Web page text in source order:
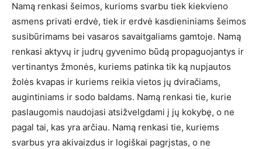
Namą renkasi šeimos, kurioms svarbu tiek kiekvieno
asmens privati erdvė, tiek ir erdvė kasdieniniams šeimos
susibūrimams bei vasaros savaitgaliams gamtoje. Namą
renkasi aktyvų ir judrų gyvenimo būdą propaguojantys ir
vertinantys žmonės, kuriems patinka tik ką nupjautos
žolės kvapas ir kuriems reikia vietos jų dviračiams,
augintiniams ir sodo baldams. Namą renkasi tie, kurie
paslaugomis naudojasi atsižvelgdami į jų kokybę, o ne
pagal tai, kas yra arčiau. Namą renkasi tie, kuriems
svarbus yra akivaizdus ir logiškai pagrįstas, o ne